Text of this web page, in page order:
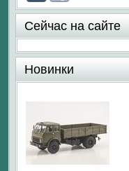
Сейчас на сайте
Новинки